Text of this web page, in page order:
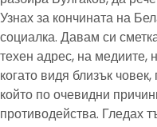
Узнах за кончината на
социалка. Давам си
техен адрес, на медиите,
когато видя близък
който по очевидни
противодейства. Гледах